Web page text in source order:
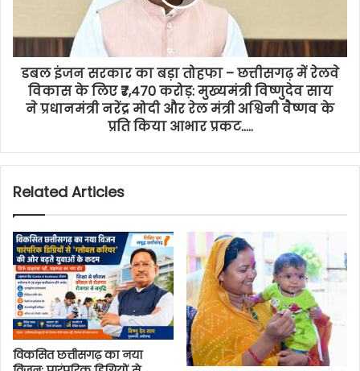
डबल इंजन सरकार का बड़ा तोहफा – छत्तीसगढ़ में रेलवे
विकास के लिए ₹7,470 करोड़: मुख्यमंत्री विष्णुदेव साय
ने प्रधानमंत्री नरेंद्र मोदी और रेल मंत्री अश्विनी वैष्णव के
प्रति किया आभार प्रकट…..
Related Articles
विकसित छत्तीसगढ़ का नया